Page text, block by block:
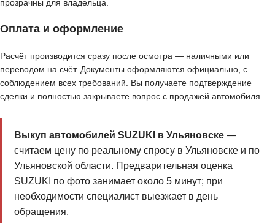
прозрачны для владельца.
Оплата и оформление
Расчёт производится сразу после осмотра — наличными или
переводом на счёт. Документы оформляются официально, с
соблюдением всех требований. Вы получаете подтверждение
сделки и полностью закрываете вопрос с продажей автомобиля.
Выкуп автомобилей SUZUKI в Ульяновске—
считаем цену по реальному спросу в Ульяновске и по
Ульяновской области. Предварительная оценка
SUZUKI по фото занимает около 5 минут; при
необходимости специалист выезжает в день
обращения.